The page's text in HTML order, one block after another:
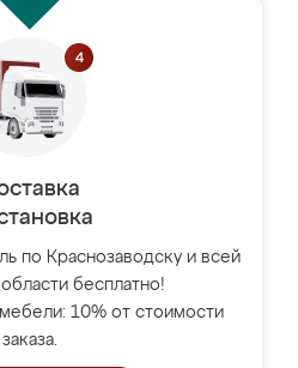
по Краснозаводску и всей
бесплатно!
10% от стоимости
заказа.